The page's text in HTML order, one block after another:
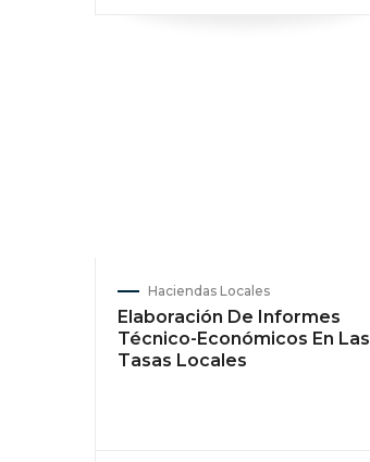
Haciendas Locales
Elaboración De Informes
Técnico-Económicos En Las
Tasas Locales